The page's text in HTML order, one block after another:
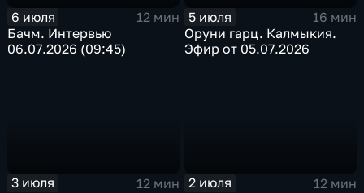
6 июля
12 мин
Бачм. Интервью
06.07.2026 (09:45)
5 июля
16 мин
Оруни гарц. Калмыкия.
Эфир от 05.07.2026
3 июля
12 мин
2 июля
12 мин